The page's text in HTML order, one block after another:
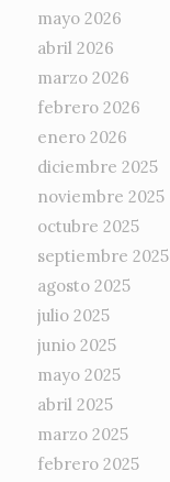
mayo 2026
abril 2026
marzo 2026
febrero 2026
enero 2026
diciembre 2025
noviembre 2025
octubre 2025
septiembre 2025
agosto 2025
julio 2025
junio 2025
mayo 2025
abril 2025
marzo 2025
febrero 2025